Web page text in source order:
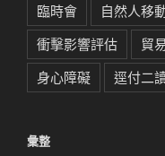
臨時會
自然人移
衝擊影響評估
貿
身心障礙
逕付二
彙整